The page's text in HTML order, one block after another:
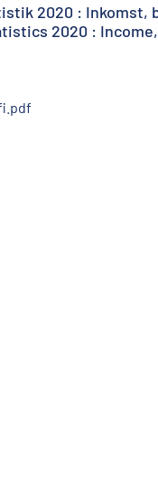
2020 : Inkomst,
2020 :